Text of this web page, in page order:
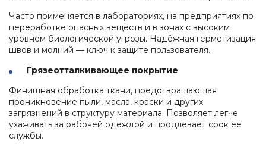
Часто применяется в лабораториях, на предприятиях по
переработке опасных веществ и в зонах с высоким
уровнем биологической угрозы. Надёжная герметизация
швов и молний — ключ к защите пользователя.
Грязеотталкивающее покрытие
Финишная обработка ткани, предотвращающая
проникновение пыли, масла, краски и других
загрязнений в структуру материала. Позволяет легче
ухаживать за рабочей одеждой и продлевает срок её
службы.